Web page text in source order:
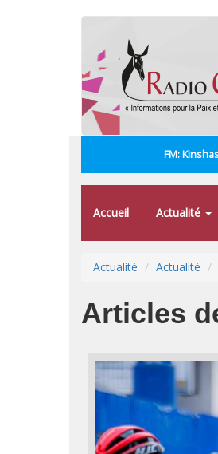
FM:
Accueil Actualité
Actualité Actualité
Articles